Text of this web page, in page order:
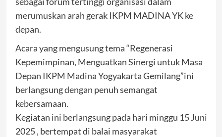
merumuskan arah gerak IKPM MADINA YK ke
depan.
Acara yang mengusung tema “Regenerasi
Kepemimpinan, Menguatkan Sinergi untuk Masa
Depan IKPM Madina Yogyakarta Gemilang”ini
berlangsung dengan penuh semangat
kebersamaan.
Kegiatan ini berlangsung pada hari minggu 15 Juni
2025 , bertempat di balai masyarakat